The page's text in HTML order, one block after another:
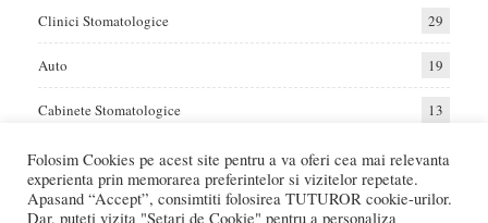
Clinici Stomatologice 29
Auto 19
Cabinete Stomatologice 13
Home Auto Diverse Sanatate
Folosim Cookies pe acest site pentru a va oferi cea mai relevanta
experienta prin memorarea preferintelor si vizitelor repetate.
Apasand “Accept”, consimtiti folosirea TUTUROR cookie-urilor.
Dar, puteti vizita "Setari de Cookie" pentru a personaliza